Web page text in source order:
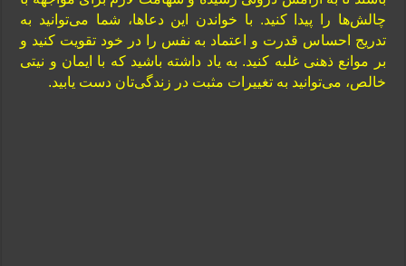
چالش‌ها را پیدا کنید. با خواندن این دعاها، شما می‌توانید به
تدریج احساس قدرت و اعتماد به نفس را در خود تقویت کنید و
بر موانع ذهنی غلبه کنید. به یاد داشته باشید که با ایمان و نیتی
خالص، می‌توانید به تغییرات مثبت در زندگی‌تان دست یابید.